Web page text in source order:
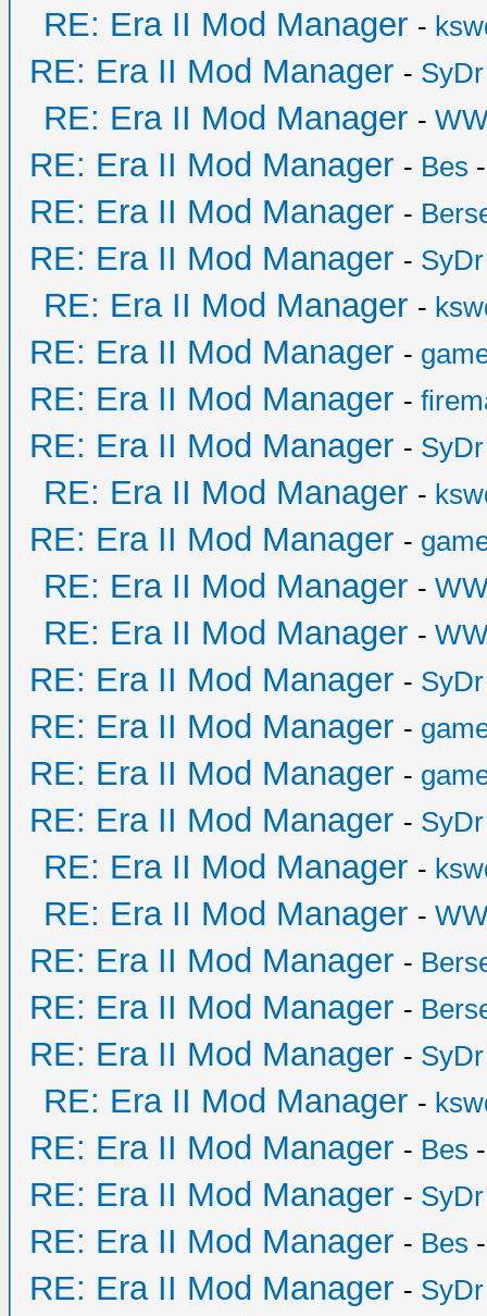
RE: Era II Mod Manager -
RE: Era II Mod Manager - SyDr
RE: Era II Mod Manager -
RE: Era II Mod Manager - Bes
RE: Era II Mod Manager -
RE: Era II Mod Manager - SyDr
RE: Era II Mod Manager -
RE: Era II Mod Manager -
RE: Era II Mod Manager -
RE: Era II Mod Manager - SyDr
RE: Era II Mod Manager -
RE: Era II Mod Manager -
RE: Era II Mod Manager -
RE: Era II Mod Manager -
RE: Era II Mod Manager - SyDr
RE: Era II Mod Manager -
RE: Era II Mod Manager -
RE: Era II Mod Manager - SyDr
RE: Era II Mod Manager -
RE: Era II Mod Manager -
RE: Era II Mod Manager -
RE: Era II Mod Manager -
RE: Era II Mod Manager - SyDr
RE: Era II Mod Manager -
RE: Era II Mod Manager - Bes
RE: Era II Mod Manager - SyDr
RE: Era II Mod Manager - Bes
RE: Era II Mod Manager - SyDr